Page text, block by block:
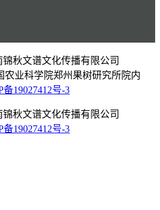
秋文谱文化传播有限公司
农业科学院郑州果树研究所院内
备19027412号-3
秋文谱文化传播有限公司
备19027412号-3